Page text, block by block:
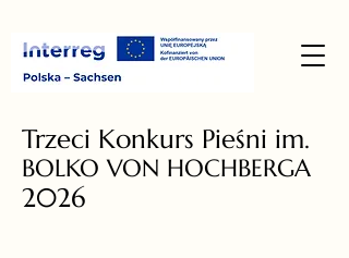
Trzeci Konkurs Pieśni im.
BOLKO VON HOCHBERGA
2026